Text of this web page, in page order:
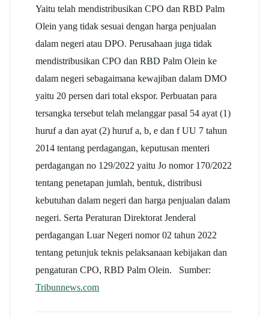
Yaitu telah mendistribusikan CPO dan RBD Palm
Olein yang tidak sesuai dengan harga penjualan
dalam negeri atau DPO. Perusahaan juga tidak
mendistribusikan CPO dan RBD Palm Olein ke
dalam negeri sebagaimana kewajiban dalam DMO
yaitu 20 persen dari total ekspor. Perbuatan para
tersangka tersebut telah melanggar pasal 54 ayat (1)
huruf a dan ayat (2) huruf a, b, e dan f UU 7 tahun
2014 tentang perdagangan, keputusan menteri
perdagangan no 129/2022 yaitu Jo nomor 170/2022
tentang penetapan jumlah, bentuk, distribusi
kebutuhan dalam negeri dan harga penjualan dalam
negeri. Serta Peraturan Direktorat Jenderal
perdagangan Luar Negeri nomor 02 tahun 2022
tentang petunjuk teknis pelaksanaan kebijakan dan
pengaturan CPO, RBD Palm Olein. Sumber:
Tribunnews.com